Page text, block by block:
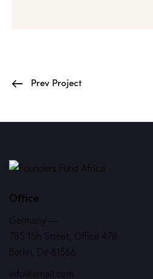
Prev Project
Office
Germany —
785 15h Street, Office 478
Berlin, De 81566
info@email.com